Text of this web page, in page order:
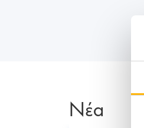
Νέα